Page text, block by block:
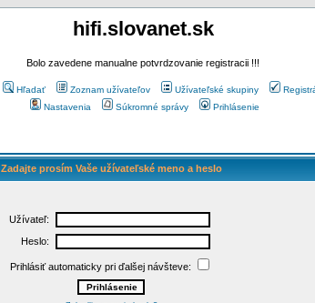
hifi.slovanet.sk
Bolo zavedene manualne potvrdzovanie registracii !!!
Hľadať Zoznam užívateľov Užívateľské skupiny
Nastavenia
Súkromné správy Prihlásenie
Zadajte prosím Vaše užívateľské meno a heslo
Užívateľ:
Heslo:
Prihlásiť automaticky pri ďalšej návšteve: